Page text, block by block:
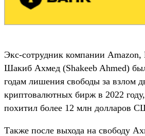
Экс-сотрудник компании
Шакиб Ахмед (Shakeeb Ahmed)
годам лишения свободы за взлом
криптовалютных бирж в 2022
похитил более 12 млн долларов
Также после выхода на свободу